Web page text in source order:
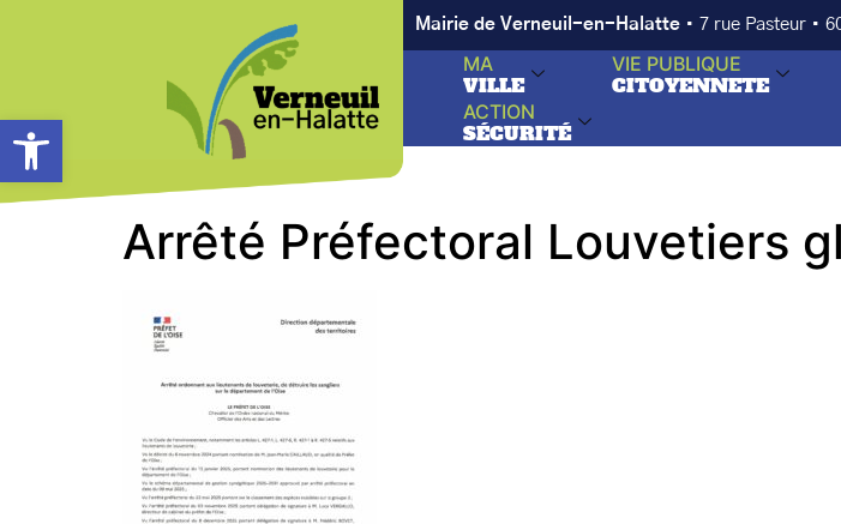
Ouvrir la barre d’outils
Mairie de Verneuil-en-Halatte • 7 rue Pasteur •
MA
VILLE
VIE PUBLIQUE
CITOYENNETE
ACTION
SÉCURITÉ
Arrêté Préfectoral Louvetiers